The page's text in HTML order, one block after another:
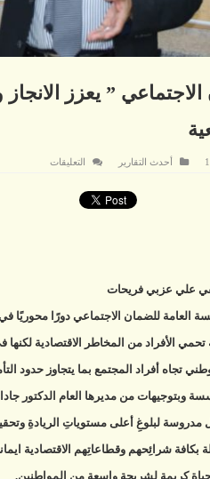
الاجتماعي ” يعزز
أحدث التقارير التعليقات
علي عزبي فريحات
العامة للضمان الاجتماعي دورًا محوريًا
تحمي الأفراد من المخاطر الاقتصادية
تجاه أفراد المجتمع بما يتجاوز حدود
وبتوجيهات من مديرها العام الدكتور
مدروسة لبلوغِ أعلى مستوياتِ الريادةِ
بكافة شرائِحهم وقطاعاتِهم الاقتصادية
حياة كريمة لشريحة واسعة مِن المواطنين.